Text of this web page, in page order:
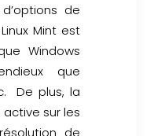
de
Mint est
Windows
que
De plus, la
sur les
de